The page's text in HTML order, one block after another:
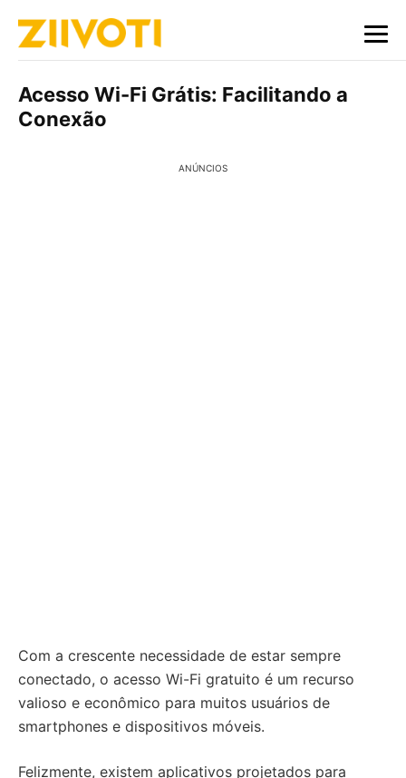
Acesso Wi-Fi Grátis: Facilitando a
Conexão
ANÚNCIOS
Com a crescente necessidade de estar sempre
conectado, o acesso Wi-Fi gratuito é um recurso
valioso e econômico para muitos usuários de
smartphones e dispositivos móveis.
Felizmente, existem aplicativos projetados para